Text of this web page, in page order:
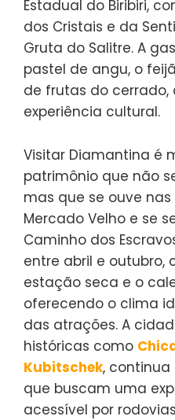
Estadual do Biribiri,
dos Cristais e da
Gruta do Salitre. A
pastel de angu, o
de frutas do
experiência cultural.
Visitar Diamantina é
patrimônio que não
mas que se ouve
Mercado Velho e se
Caminho dos
entre abril e outubro,
estação seca e o
oferecendo o clima
das atrações. A
históricas como
Kubitschek,
que buscam uma
acessível por